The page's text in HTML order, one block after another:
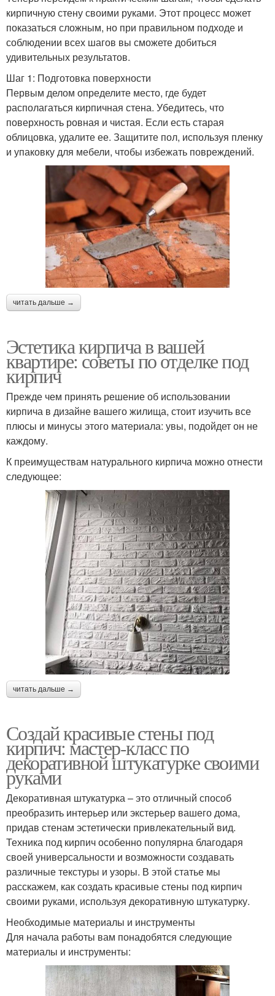
кирпичную стену своими руками. Этот процесс может
показаться сложным, но при правильном подходе и
соблюдении всех шагов вы сможете добиться
удивительных результатов.
Шаг 1: Подготовка поверхности
Первым делом определите место, где будет
располагаться кирпичная стена. Убедитесь, что
поверхность ровная и чистая. Если есть старая
облицовка, удалите ее. Защитите пол, используя пленку
и упаковку для мебели, чтобы избежать повреждений.
читать дальше →
Эстетика кирпича в вашей
квартире: советы по отделке под
кирпич
Прежде чем принять решение об использовании
кирпича в дизайне вашего жилища, стоит изучить все
плюсы и минусы этого материала: увы, подойдет он не
каждому.
К преимуществам натурального кирпича можно отнести
следующее:
читать дальше →
Создай красивые стены под
кирпич: мастер-класс по
декоративной штукатурке своими
руками
Декоративная штукатурка – это отличный способ
преобразить интерьер или экстерьер вашего дома,
придав стенам эстетически привлекательный вид.
Техника под кирпич особенно популярна благодаря
своей универсальности и возможности создавать
различные текстуры и узоры. В этой статье мы
расскажем, как создать красивые стены под кирпич
своими руками, используя декоративную штукатурку.
Необходимые материалы и инструменты
Для начала работы вам понадобятся следующие
материалы и инструменты: